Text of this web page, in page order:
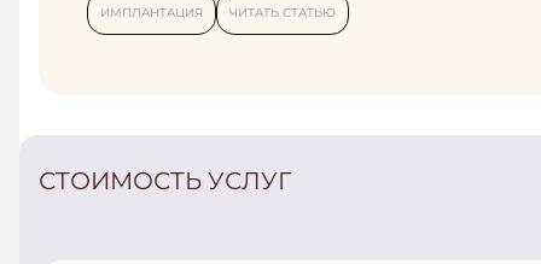
ИМПЛАНТАЦИЯ ЧИТАТЬ СТАТЬЮ
ИМПЛАНТАЦИЯ ЧИТАТЬ СТАТЬЮ
СТОИМОСТЬ УСЛУГ